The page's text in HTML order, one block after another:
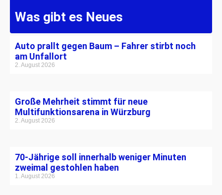
Was gibt es Neues
Auto prallt gegen Baum – Fahrer stirbt noch
am Unfallort
2. August 2026
Große Mehrheit stimmt für neue
Multifunktionsarena in Würzburg
2. August 2026
70-Jährige soll innerhalb weniger Minuten
zweimal gestohlen haben
1. August 2026